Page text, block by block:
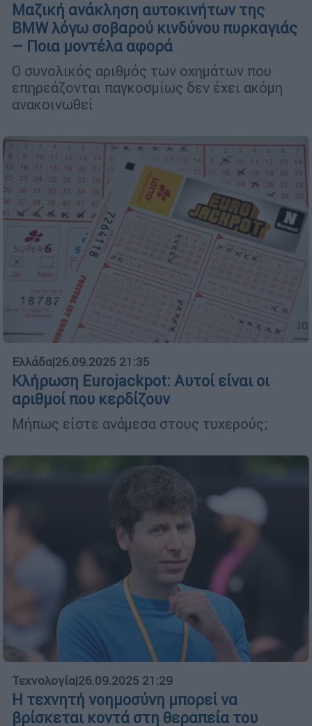
Μαζική ανάκληση αυτοκινήτων της
BMW λόγω σοβαρού κινδύνου πυρκαγιάς
– Ποια μοντέλα αφορά
Ο συνολικός αριθμός των οχημάτων που
επηρεάζονται παγκοσμίως δεν έχει ακόμη
ανακοινωθεί
Ελλάδα|26.09.2025 21:35
Κλήρωση Eurojackpot: Αυτοί είναι οι
αριθμοί που κερδίζουν
Μήπως είστε ανάμεσα στους τυχερούς;
Τεχνολογία|26.09.2025 21:29
Η τεχνητή νοημοσύνη μπορεί να
βρίσκεται κοντά στη θεραπεία του